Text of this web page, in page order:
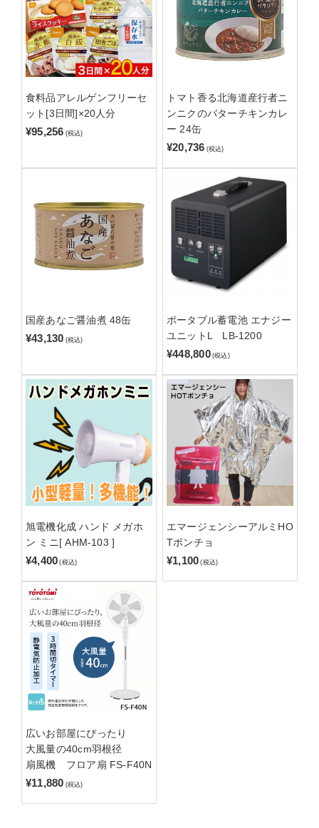
食料品アレルゲンフリーセ
ット[3日間]×20人分
¥95,256 (税込)
トマト香る北海道産行者ニ
ンニクのバターチキンカレ
ー 24缶
¥20,736 (税込)
国産あなご醤油煮 48缶
¥43,130 (税込)
ポータブル蓄電池 エナジー
ユニットL LB-1200
¥448,800 (税込)
旭電機化成 ハンド メガホ
ン ミニ[ AHM-103 ]
¥4,400 (税込)
エマージェンシーアルミHO
Tポンチョ
¥1,100 (税込)
広いお部屋にぴったり
大風量の40cm羽根径
扇風機 フロア扇 FS-F40N
¥11,880 (税込)